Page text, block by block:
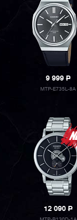
9 999P
MTP-E735L-8A
12 090P